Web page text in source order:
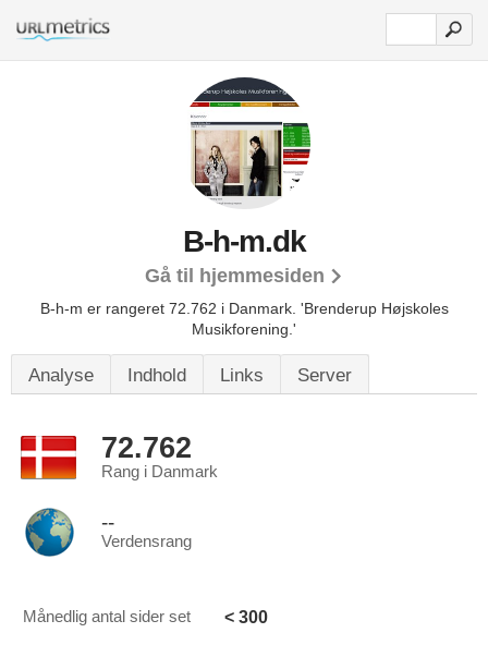
B-h-m.dk
Gå til hjemmesiden
B-h-m er rangeret 72.762 i Danmark. 'Brenderup Højskoles
Musikforening.'
Analyse Indhold Links Server
72.762
Rang i Danmark
--
Verdensrang
Månedlig antal sider set < 300